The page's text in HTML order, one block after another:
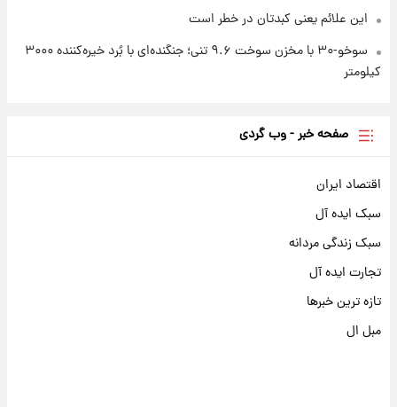
این علائم یعنی کبدتان در خطر است
سوخو-۳۰ با مخزن سوخت ۹.۶ تنی؛ جنگنده‌ای با بُرد خیره‌کننده ۳۰۰۰
کیلومتر
صفحه خبر - وب گردی
اقتصاد ایران
سبک ایده آل
سبک زندگی مردانه
تجارت ایده آل
تازه ترین خبرها
مبل ال